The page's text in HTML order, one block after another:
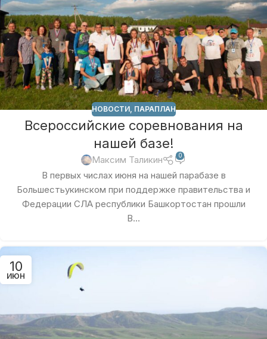
НОВОСТИ, ПАРАПЛАН
Всероссийские соревнования на
нашей базе!
Максим Таликин 0
В первых числах июня на нашей парабазе в
Большестьукинском при поддержке правительства и
Федерации СЛА республики Башкортостан прошли
В...
10
ИЮН